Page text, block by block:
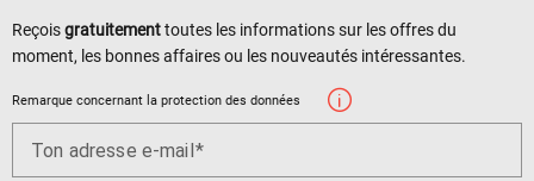
Reçoisgratuitementtoutes les informations sur les offres du
moment, les bonnes affaires ou les nouveautés intéressantes.
Remarque concernant la protection des données
Ton adresse e-mail